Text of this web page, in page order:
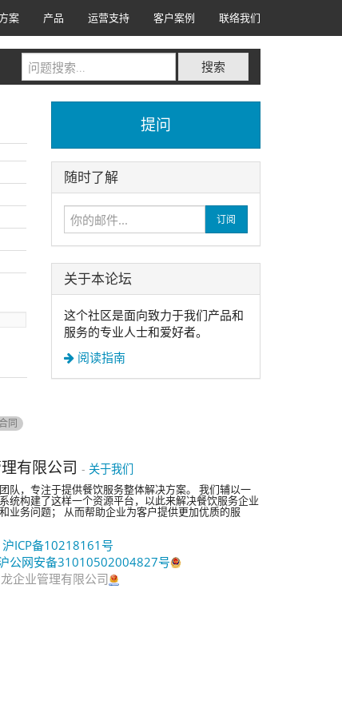
方案 产品 运营支持 客户案例 联络我们
搜索
合同
提问
随时了解
订阅
关于本论坛
这个社区是面向致力于我们产品和
服务的专业人士和爱好者。
阅读指南
有限公司 - 关于我们
队，专注于提供餐饮服务整体解决方案。 我们辅以一
统构建了这样一个资源平台，以此来解决餐饮服务企业
业务问题； 从而帮助企业为客户提供更加优质的服
沪ICP备10218161号
公网安备31010502004827号
企业管理有限公司